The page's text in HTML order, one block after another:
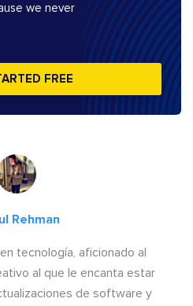
we never
FREE
Rehman
tecnología, aficionado al
al que le encanta estar
de software y